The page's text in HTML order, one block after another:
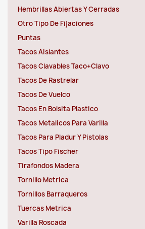
Hembrillas Abiertas Y Cerradas
Otro Tipo De Fijaciones
Puntas
Tacos Aislantes
Tacos Clavables Taco+Clavo
Tacos De Rastrelar
Tacos De Vuelco
Tacos En Bolsita Plastico
Tacos Metalicos Para Varilla
Tacos Para Pladur Y Pistolas
Tacos Tipo Fischer
Tirafondos Madera
Tornillo Metrica
Tornillos Barraqueros
Tuercas Metrica
Varilla Roscada